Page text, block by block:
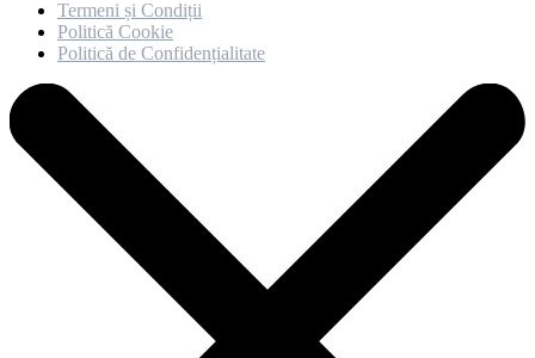
Termeni și Condiții
Politică Cookie
Politică de Confidențialitate